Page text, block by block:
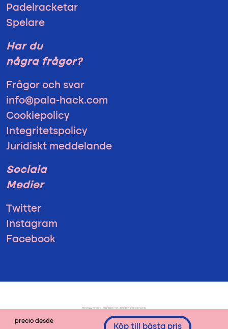
precio desde
Köp till bästa pris
Padelracketar
Spelare
Har du
några frågor?
Frågor och svar
info@pala-hack.com
Cookiepolicy
Integritetspolicy
Juridiskt meddelande
Sociala
Medier
Twitter
Instagram
Facebook